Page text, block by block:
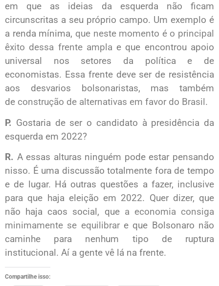
em que as ideias da esquerda não ficam
circunscritas a seu próprio campo. Um exemplo é
a renda mínima, que neste momento é o principal
êxito dessa frente amplae que encontrou apoio
universal nos setores da política e de
economistas. Essa frente deve ser de resistência
aos desvarios bolsonaristas, mas também
de construção de alternativas em favor do Brasil.
P. Gostaria de ser o candidato à presidência da
esquerda em 2022?
R. A essas alturas ninguém pode estar pensando
nisso. É uma discussão totalmente fora de tempo
e de lugar. Há outras questões a fazer, inclusive
para que haja eleição em 2022. Quer dizer, que
não haja caos social, que a economia consiga
minimamente se equilibrare que Bolsonaro não
caminhe para nenhum tipo de ruptura
institucional. Aí a gente vê lá na frente.
Compartilhe isso: